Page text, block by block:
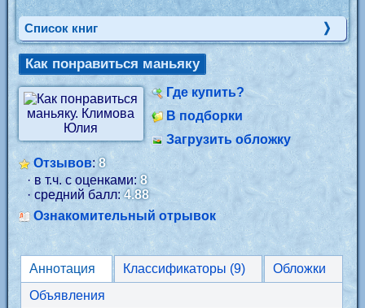
Cписок книг
Как понравиться маньяку
Где купить?
В подборки
Загрузить обложку
Отзывов:8
· в т.ч. с оценками:8
· средний балл:4.88
Ознакомительный отрывок
Аннотация Классификаторы (9)
Обложки
Объявления